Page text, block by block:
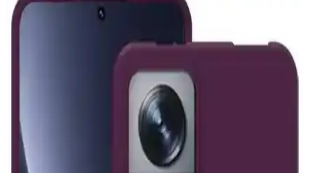
Işıldayan iPhone 11 Uyumlu Telefon Kılıfları:
Estetik ve Fonksiyonellik Bir Arada
Işıldayan iPhone 11 kılıfları, estetik ve koruma özellikleriyle öne
çıkar. LED ve parlak yüzeyler sayesinde düşük ışıkta dikkat çekici
görünüm sağlar, dayanıklı malzemeleriyle telefonunuzu korur.
iPhone 7 ve 8 İçin Güncel Trendler ve Kullanıcı
Tercihlerine Uygun Kılıf Seçenekleri
iPhone 7 ve 8 modelleri için tasarlanan şık ve dayanıklı kılıflar,
estetik ve fonksiyonelliği bir arada sunuyor. Güncel trendler ve
kullanıcı tercihleri doğrultusunda en uygun seçenekleri keşfedin.